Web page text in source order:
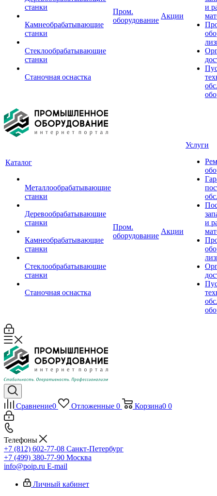
станки
Камнеобрабатывающие
станки
Стеклообрабатывающие
станки
Станочная оснастка
Пром.
оборудование
Акции
и
Каталог
Металлообрабатывающие
станки
Деревообрабатывающие
станки
Камнеобрабатывающие
станки
Стеклообрабатывающие
станки
Станочная оснастка
Пром.
оборудование
Акции
Услуги
и
Сравнение0 Отложенные 0 Корзина0 0
Телефоны
+7 (812) 602-77-08 Санкт-Петербург
+7 (499) 380-77-90 Москва
info@poip.ru E-mail
Личный кабинет